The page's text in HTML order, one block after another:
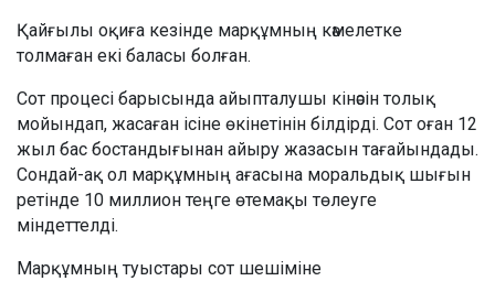
Қайғылы оқиға кезінде марқұмның кәмелетке
толмаған екі баласы болған.
Сот процесі барысында айыпталушы кінәсін толық
мойындап, жасаған ісіне өкінетінін білдірді. Сот оған 12
жыл бас бостандығынан айыру жазасын тағайындады.
Сондай-ақ ол марқұмның ағасына моральдық шығын
ретінде 10 миллион теңге өтемақы төлеуге
міндеттелді.
Марқұмның туыстары сот шешіміне